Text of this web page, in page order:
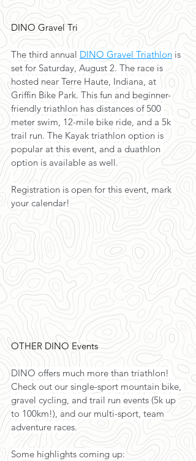
DINO Gravel Tri
The third annual DINO Gravel Triathlon is
set for Saturday, August 2. The race is
hosted near Terre Haute, Indiana, at
Griffin Bike Park. This fun and beginner-
friendly triathlon has distances of 500
meter swim, 12-mile bike ride, and a 5k
trail run. The Kayak triathlon option is
popular at this event, and a duathlon
option is available as well.
Registration is open for this event, mark
your calendar!
OTHER DINO Events
DINO offers much more than triathlon!
Check out our single-sport mountain bike,
gravel cycling, and trail run events (5k up
to 100km!), and our multi-sport, team
adventure races.
Some highlights coming up: